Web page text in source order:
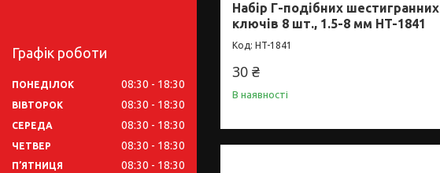
Набір Г-подібних шестигранних
ключів 8 шт., 1.5-8 мм HT-1841
HT-1841
30 ₴
В наявності
Графік роботи
ПОНЕДІЛОК 08:30 18:30
ВІВТОРОК 08:30 18:30
СЕРЕДА 08:30 18:30
ЧЕТВЕР 08:30 18:30
ПʼЯТНИЦЯ 08:30 18:30